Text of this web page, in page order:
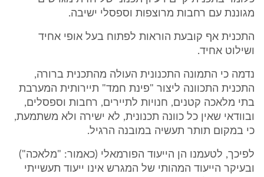
מגוננת עם רחבות מרוצפות וספסלי ישיבה.
התכנית אף קובעת הוראות לפתוח בעל אופי אחיד
ושילוט אחיד.
נדמה כי התמונה התכנונית העולה מהתכנית ברורה,
התכנית התכוונה ליצור "פינת חמד" תיירותית המערבת
בתי מלאכה קטנים, חנויות לתיירים, רחבות וספסלים,
ובוודאי שאין כל כוונה תכנונית, לא ישירה ולא משתמעת,
כי במקום תותר תעשיה במובנה הרגיל.
לפיכך, לטעמנו הן הייעוד הפורמאלי (כאמור: "מלאכה")
ובעיקר הייעוד המהותי של המגרש אינו ייעוד תעשייתי